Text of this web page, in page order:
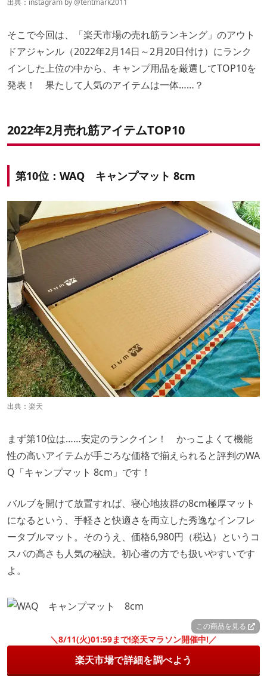
出典：instagram by @tentmark2011
そこで今回は、「楽天市場の売れ筋ランキング」のアウト
ドアジャンル（2022年2月14日～2月20日付け）にランク
インした上位の中から、キャンプ用品を厳選してTOP10を
発表！ 果たして人気のアイテムは一体……？
2022年2月売れ筋アイテムTOP10
第10位：WAQ キャンプマット 8cm
出典： 楽天
まず第10位は……安定のランクイン！ かっこよくて機能
性の高いアイテムが手ごろな価格で揃えられると評判のWA
Q「キャンプマット 8cm」です！
バルブを開けて放置すれば、寝心地抜群の8cm極厚マット
になるという、手軽さと快適さを両立した秀逸なインフレ
ータブルマット。そのうえ、価格6,980円（税込）というコ
スパの高さも人気の秘訣。初心者の方でも扱いやすいです
よ。
この商品を見る
＼8/11(火)01:59まで!楽天マラソン開催中!／
楽天市場で詳細を調べよう